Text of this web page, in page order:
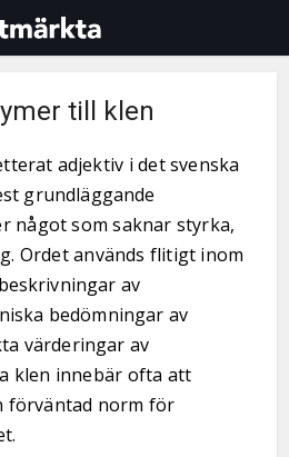
till klen
adjektiv i det svenska
grundläggande
något som saknar styrka,
Ordet används flitigt inom
av
bedömningar av
värderingar av
klen innebär ofta att
förväntad norm för